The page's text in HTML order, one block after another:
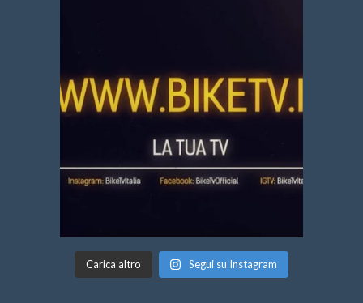
Carica altro Segui su Instagram